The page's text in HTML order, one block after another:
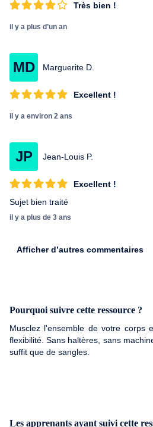
Très bien !
il y a plus d’un an
MD Marguerite D.
Excellent !
il y a environ 2 ans
JP Jean-Louis P.
Excellent !
Sujet bien traité
il y a plus de 3 ans
Afficher d’autres commentaires
Pourquoi suivre cette ressource ?
Musclez l'ensemble de votre corps
flexibilité. Sans haltères, sans machine de musculation. Il ne vous
suffit que de sangles.
Les apprenants ayant suivi cette